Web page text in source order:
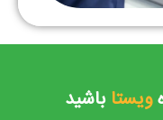
ویستا باشید